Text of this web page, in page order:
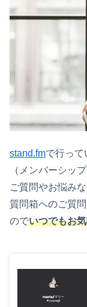
stand.fmで行って
（メンバーシッ
ご質問やお悩みな
質問箱へのご質
のでいつでもお